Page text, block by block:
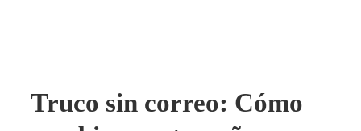
Truco sin correo: Cómo